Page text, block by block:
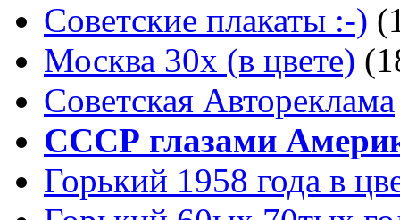
Советские плакаты :-)
Москва 30x (в цвете)
Советская Автореклама
СССР глазами
Горький 1958 года в